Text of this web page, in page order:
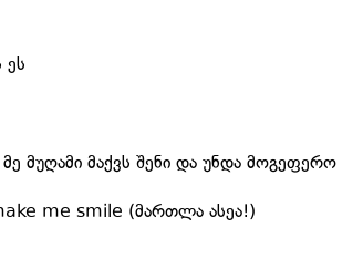
ეს
მუღამი მაქვს შენი და უნდა მოგეფერო
me smile (მართლა ასეა!)